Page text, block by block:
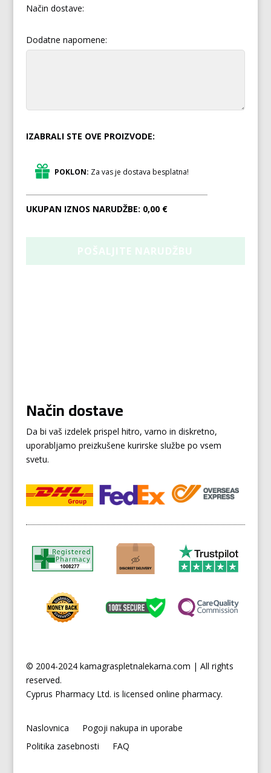
Način dostave:
Dodatne napomene:
IZABRALI STE OVE PROIZVODE:
POKLON: Za vas je dostava besplatna!
UKUPAN IZNOS NARUDŽBE: 0,00 €
Način dostave
Da bi vaš izdelek prispel hitro, varno in diskretno,
uporabljamo preizkušene kurirske službe po vsem
svetu.
© 2004-2024 kamagraspletnalekarna.com | All rights
reserved.
Cyprus Pharmacy Ltd. is licensed online pharmacy.
Naslovnica
Pogoji nakupa in uporabe
Politika zasebnosti
FAQ